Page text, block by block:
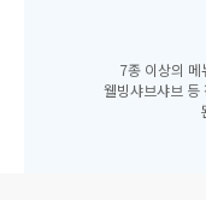
7종 이상의
웰빙샤브샤브 등